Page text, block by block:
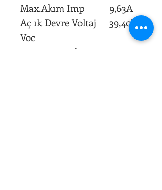
Max.Akım Imp
9,63A
Aç ık Devre Voltaj
Voc
39,40V
Kısa Devre Akımı Isc